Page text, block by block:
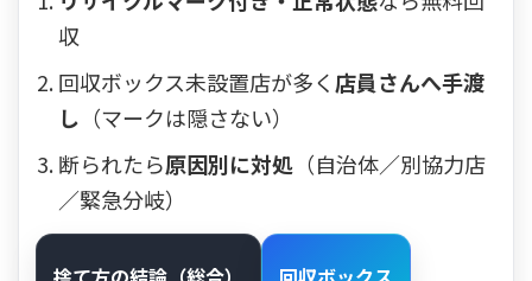
収
回収ボックス未設置店が多く 店員さんへ手渡
し （マークは隠さない）
断られたら原因別に対処 （自治体／別協力店
／緊急分岐）